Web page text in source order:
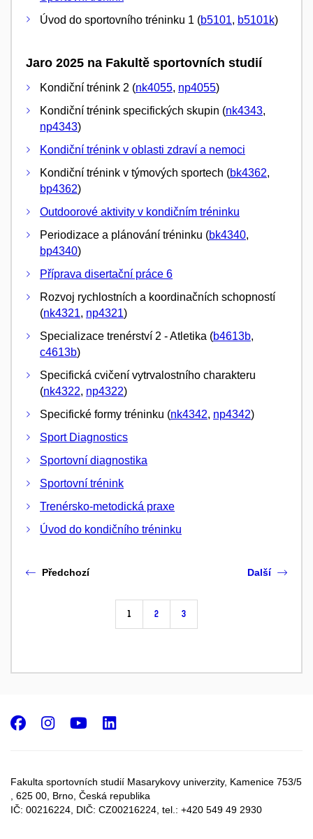
Úvod do sportovního tréninku 1 (b5101, b5101k)
Jaro 2025 na Fakultě sportovních studií
Kondiční trénink 2 (nk4055, np4055)
Kondiční trénink specifických skupin (nk4343,
np4343)
Kondiční trénink v oblasti zdraví a nemoci
Kondiční trénink v týmových sportech (bk4362,
bp4362)
Outdoorové aktivity v kondičním tréninku
Periodizace a plánování tréninku (bk4340,
bp4340)
Příprava disertační práce 6
Rozvoj rychlostních a koordinačních schopností
(nk4321, np4321)
Specializace trenérství 2 - Atletika (b4613b,
c4613b)
Specifická cvičení vytrvalostního charakteru
(nk4322, np4322)
Specifické formy tréninku (nk4342, np4342)
Sport Diagnostics
Sportovní diagnostika
Sportovní trénink
Trenérsko-metodická praxe
Úvod do kondičního tréninku
Předchozí
1 2 3
Další
Fakulta sportovních studií Masarykovy univerzity, Kamenice 753/5​
, 625 00, Brno, Česká republika
IČ: 00216224, DIČ: CZ00216224, tel.: +420 549 49 2930
Facebook
Instagram
Youtube